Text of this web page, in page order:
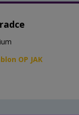
OP JAK